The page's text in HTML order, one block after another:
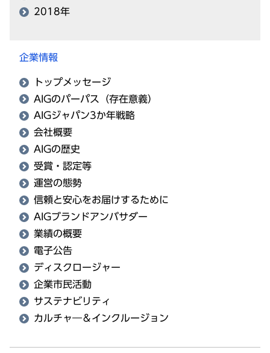
2018年
企業情報
トップメッセージ
AIGのパーパス（存在意義）
AIGジャパン3か年戦略
会社概要
AIGの歴史
受賞・認定等
運営の態勢
信頼と安心をお届けするために
AIGブランドアンバサダー
業績の概要
電子公告
ディスクロージャー
企業市民活動
サステナビリティ
カルチャ―＆インクルージョン